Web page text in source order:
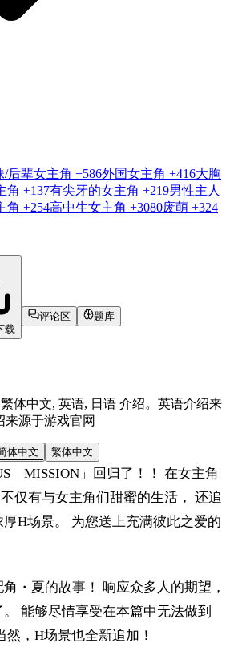
/后辈女主角 +586外国女主角 +416大胸
角 +137有尖牙的女主角 +219男性主人
角 +254高中生女主角 +3080废萌 +324
载
评论区 题库
体中文, 英语, 日语 介绍。英语介绍来
源于游戏官网
体中文 繁体中文
MISSION」回归了！！ 在女主角
仅有与女主角们甜蜜的生活， 还追
H场景。 为您送上充满彼此之爱的
・夏的故事！ 响应众多人的期望，
能够尽情享受在本篇中无法做到
，H场景也全新追加！